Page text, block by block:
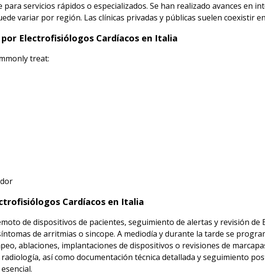
servicios rápidos o especializados. Se han realizado avances en
variar por región. Las clínicas privadas y públicas suelen coexistir
Electrofisiólogos Cardíacos en Italia
treat:
Cardíacos en Italia
de dispositivos de pacientes, seguimiento de alertas y revisión de
de arritmias o sincope. A mediodía y durante la tarde se
ablaciones, implantaciones de dispositivos o revisiones de
así como documentación técnica detallada y seguimiento